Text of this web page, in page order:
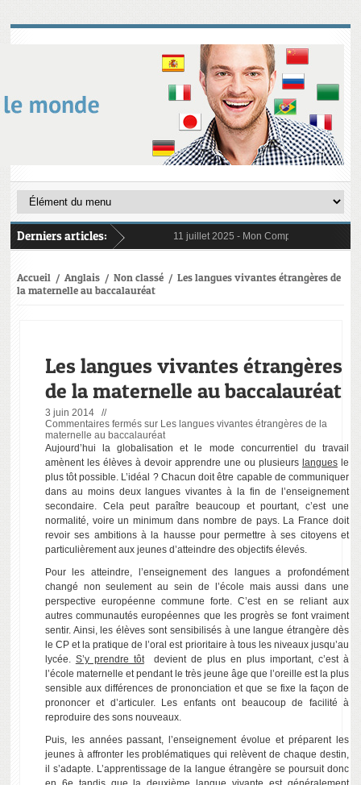
Derniers articles: 11 juillet 2025 - Mon Compte Formation
6 janvier 2025 -Au 1er janvier 2025, le
L’importance cruciale
Accueil /Anglais /Non classé /Les langues vivantes étrangères de
la maternelle au baccalauréat
Les langues vivantes étrangères
de la maternelle au baccalauréat
3 juin 2014 //
Commentaires ferméssur Les langues vivantes étrangères de la
maternelle au baccalauréat
Aujourd’hui la globalisation et le mode concurrentiel du travail
amènent les élèves à devoir apprendre une ou plusieurs languesle
plus tôt possible. L’idéal ? Chacun doit être capable de communiquer
dans au moins deux langues vivantes à la fin de l’enseignement
secondaire. Cela peut paraître beaucoup et pourtant, c’est une
normalité, voire un minimum dans nombre de pays. La France doit
revoir ses ambitions à la hausse pour permettre à ses citoyens et
particulièrement aux jeunes d’atteindre des objectifs élevés.
Pour les atteindre, l’enseignement des langues a profondément
changé non seulement au sein de l’école mais aussi dans une
perspective européenne commune forte. C’est en se reliant aux
autres communautés européennes que les progrès se font vraiment
sentir. Ainsi, les élèves sont sensibilisés à une langue étrangère dès
le CP et la pratique de l’oral est prioritaire à tous les niveaux jusqu’au
lycée. S’y prendre tôtdevient de plus en plus important, c’est à
l’école maternelle et pendant le très jeune âge que l’oreille est la plus
sensible aux différences de prononciation et que se fixe la façon de
prononcer et d’articuler. Les enfants ont beaucoup de facilité à
reproduire des sons nouveaux.
Puis, les années passant, l’enseignement évolue et préparent les
jeunes à affronter les problématiques qui relèvent de chaque destin,
il s’adapte. L’apprentissage de la langue étrangère se poursuit donc